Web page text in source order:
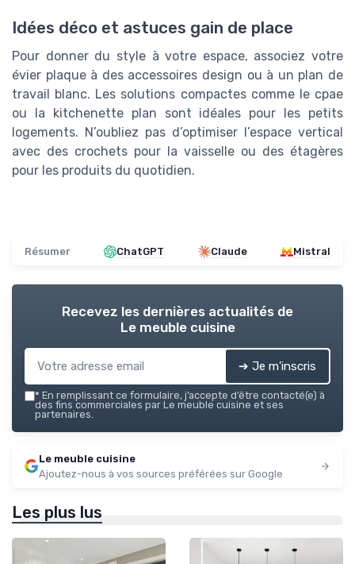
Idées déco et astuces gain de place
Pour donner du style à votre espace, associez votre
évier plaque à des accessoires design ou à un plan de
travail blanc. Les solutions compactes comme le cpae
ou la kitchenette plan sont idéales pour les petits
logements. N’oubliez pas d’optimiser l’espace vertical
avec des crochets pour la vaisselle ou des étagères
pour les produits du quotidien.
Résumer ChatGPT Claude Mistral
Recevez les dernières actualités de
Le meuble cuisine
➔ Je m'inscris
* En remplissant ce formulaire, j’accepte d’être contacté(e) à
des fins commerciales par Le meuble cuisine et ses
partenaires.
Le meuble cuisine
Ajoutez-nous à vos sources préférées sur Google
Les plus lus